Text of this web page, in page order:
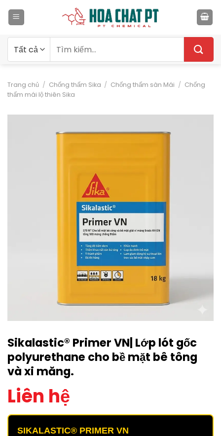
qua
kiếm:
Trang chủ / Chống thấm Sika / Chống thấm sàn Mái / Chống
thấm mái lộ thiên Sika
Sikalastic® Primer VN| Lớp lót gốc
polyurethane cho bề mặt bê tông
và xi măng.
Liên hệ
SIKALASTIC® PRIMER VN